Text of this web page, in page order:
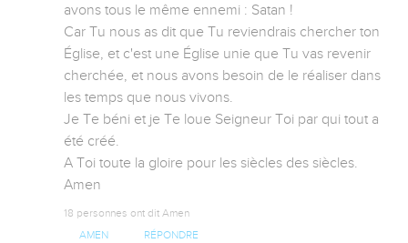
avons tous le même ennemi : Satan !
Car Tu nous as dit que Tu reviendrais chercher ton
Église, et c'est une Église unie que Tu vas revenir
cherchée, et nous avons besoin de le réaliser dans
les temps que nous vivons.
Je Te béni et je Te loue Seigneur Toi par qui tout a
été créé.
A Toi toute la gloire pour les siècles des siècles.
Amen
18 personnes ont dit Amen
AMEN RÉPONDRE